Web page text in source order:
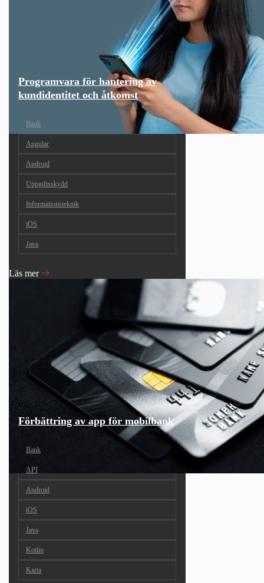
Programvara för hantering av
kundidentitet och åtkomst
Bank
Angular
Android
Uppgiftsskydd
Informationsteknik
iOS
Java
Läs mer
Förbättring av app för mobilbank
Bank
API
Android
iOS
Java
Kotlin
Karta